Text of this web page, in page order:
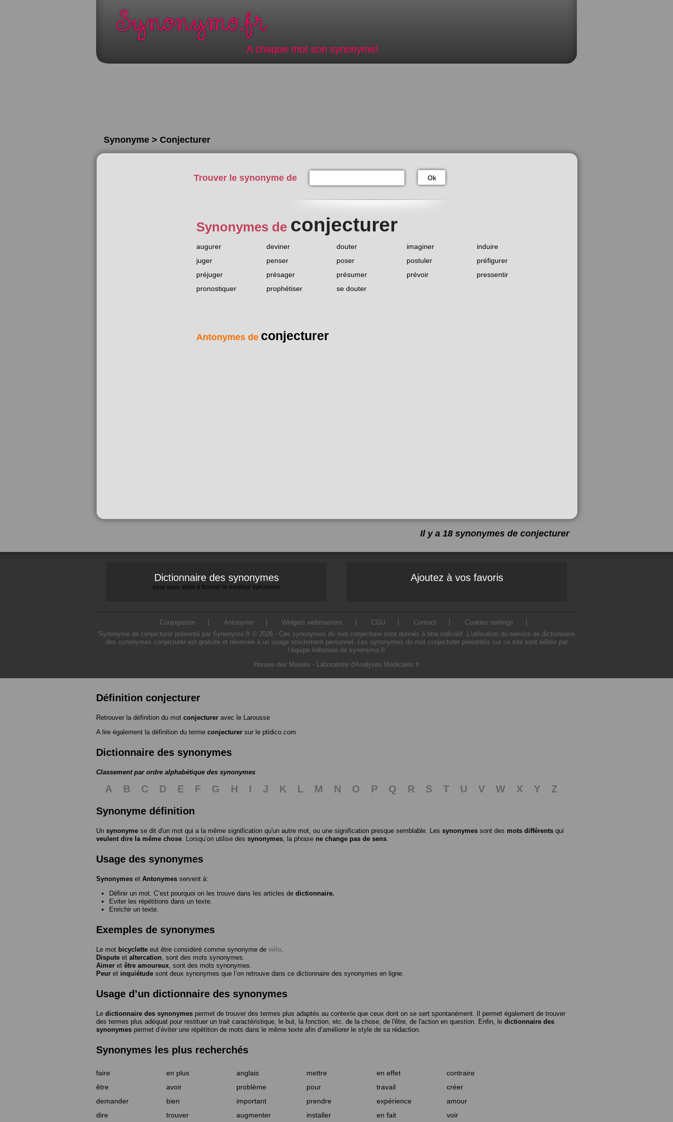
A chaque mot son synonyme!
Synonyme > Conjecturer
Trouver le synonyme de Ok
Synonymes de conjecturer
augurer deviner douter imaginer
induire
juger
penser poser postuler
préfigurer
préjuger
présager présumer prévoir
pressentir
pronostiquer
prophétiser se douter
Antonymes de conjecturer
Il y a 18 synonymes de conjecturer
Dictionnaire des synonymes
pour vous aider à trouver le meilleur synonyme
Ajoutez à vos favoris
Conjugaison Antonyme Widgets webmasters CGU Contact
Cookies settings
Synonyme de conjecturer présenté par Synonymo.fr © 2026 - Ces synonymes du mot conjecturer sont donnés à titre indicatif. L'utilisation du service de dictionnaire
des synonymes conjecturer est gratuite et réservée à un usage strictement personnel. Les synonymes du mot conjecturer présentés sur ce site sont édités par
l’équipe éditoriale de synonymo.fr
Horaire des Marées - Laboratoire d'Analyses Médicales.fr
Définition conjecturer
Retrouver la définition du mot conjecturer avec le Larousse
A lire également la définition du terme conjecturer sur le ptidico.com
Dictionnaire des synonymes
Classement par ordre alphabétique des synonymes
A B C D E F G H I J K L M N O P Q R S T U V W X Y
Z
Synonyme définition
Un synonyme se dit d'un mot qui a la même signification qu'un autre mot, ou une signification presque semblable. Les synonymes sont des mots différents qui
veulent dire la même chose . Lorsqu’on utilise des synonymes , la phrase ne change pas de sens
Usage des synonymes
Synonymes et Antonymes servent à:
Définir un mot. C’est pourquoi on les trouve dans les articles de dictionnaire.
Eviter les répétitions dans un texte.
Enrichir un texte.
Exemples de synonymes
Le mot bicyclette eut être considéré comme synonyme de vélo
Dispute et altercation , sont des mots synonymes.
Aimer et être amoureux , sont des mots synonymes.
Peur et inquiétude sont deux synonymes que l’on retrouve dans ce dictionnaire des synonymes en ligne.
Usage d’un dictionnaire des synonymes
Le dictionnaire des synonymes permet de trouver des termes plus adaptés au contexte que ceux dont on se sert spontanément. Il permet également de trouver
des termes plus adéquat pour restituer un trait caractéristique, le but, la fonction, etc. de la chose, de l'être, de l'action en question. Enfin, le dictionnaire des
synonymes permet d’éviter une répétition de mots dans le même texte afin d’améliorer le style de sa rédaction.
Synonymes les plus recherchés
faire en plus anglais mettre en effet
contraire
être
avoir problème pour travail
créer
demander
bien important prendre expérience
amour
dire
trouver augmenter installer en fait voir